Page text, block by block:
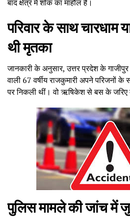
बाद क्षेत्र में शोक का माहौल है।
परिवार के साथ चारधाम
थी मृतका
जानकारी के अनुसार, उत्तर प्रदेश के
वाली 67 वर्षीय राजकुमारी अपने परिजनों के
पर निकली थीं। वो ऋषिकेश से बस के जरिए
पुलिस मामले की जांच में